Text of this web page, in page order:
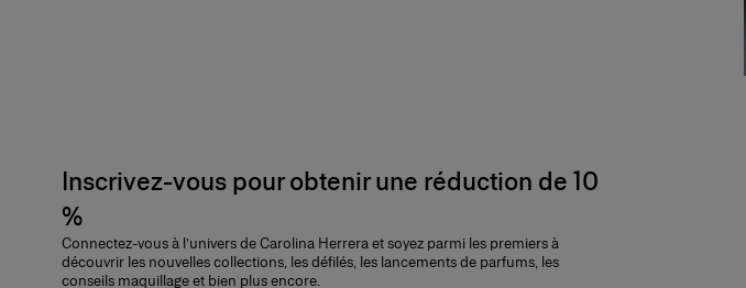
Inscrivez-vous pour obtenir une réduction de 10
%
Connectez-vous à l’univers de Carolina Herrera et soyez parmi les premiers à
découvrir les nouvelles collections, les défilés, les lancements de parfums, les
conseils maquillage et bien plus encore.